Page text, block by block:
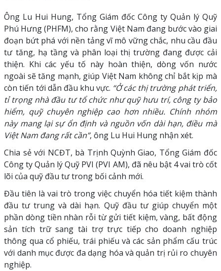
Ông Lu Hui Hung, Tổng Giám đốc Công ty Quản lý Quỹ
Phú Hưng (PHFM), cho rằng Việt Nam đang bước vào giai
đoạn bứt phá với nền tảng vĩ mô vững chắc, nhu cầu đầu
tư tăng, hạ tầng và phân loại thị trường đang được cải
thiện. Khi các yếu tố này hoàn thiện, dòng vốn nước
ngoài sẽ tăng mạnh, giúp Việt Nam không chỉ bắt kịp mà
còn tiến tới dẫn đầu khu vực. “Ở các thị trường phát triển,
tỉ trọng nhà đầu tư tổ chức như quỹ hưu trí, công ty bảo
hiểm, quỹ chuyên nghiệp cao hơn nhiều. Chính nhóm
này mang lại sự ổn định và nguồn vốn dài hạn, điều mà
Việt Nam đang rất cần”, ông Lu Hui Hung nhận xét.
Chia sẻ với NCĐT, bà Trịnh Quỳnh Giao, Tổng Giám đốc
Công ty Quản lý Quỹ PVI (PVI AM), đã nêu bật 4 vai trò cốt
lõi của quỹ đầu tư trong bối cảnh mới.
Đầu tiên là vai trò trong việc chuyển hóa tiết kiệm thành
đầu tư trung và dài hạn. Quỹ đầu tư giúp chuyển một
phần dòng tiền nhàn rỗi từ gửi tiết kiệm, vàng, bất động
sản tích trữ sang tài trợ trực tiếp cho doanh nghiệp
thông qua cổ phiếu, trái phiếu và các sản phẩm cấu trúc
với danh mục được đa dạng hóa và quản trị rủi ro chuyên
nghiệp.